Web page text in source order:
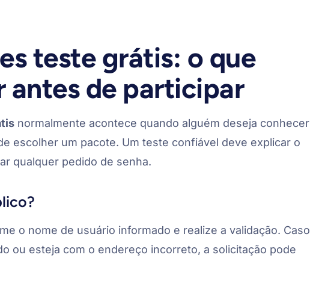
teste grátis: o que
antes de participar
normalmente acontece quando alguém deseja conhecer
escolher um pacote. Um teste confiável deve explicar o
qualquer pedido de senha.
o nome de usuário informado e realize a validação. Caso
ou esteja com o endereço incorreto, a solicitação pode